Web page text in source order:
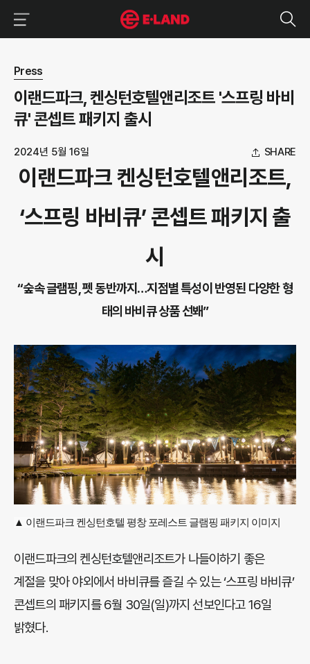
뉴스 상세보기
Press
이랜드파크, 켄싱턴호텔앤리조트 '스프링 바비
큐' 콘셉트 패키지 출시
2024년 5월 16일 SHARE
이랜드파크 켄싱턴호텔앤리조트,
‘스프링 바비큐’ 콘셉트 패키지 출
시
“숲속 글램핑, 펫 동반까지…지점별 특성이 반영된 다양한 형
태의 바비큐 상품 선봬”
▲ 이랜드파크 켄싱턴호텔 평창 포레스트 글램핑 패키지 이미지
이랜드파크의 켄싱턴호텔앤리조트가 나들이하기 좋은
계절을 맞아 야외에서 바비큐를 즐길 수 있는 ‘스프링 바비큐’
콘셉트의 패키지를 6월 30일(일)까지 선보인다고 16일
밝혔다.